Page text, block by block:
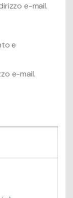
e-mail.
e
e-mail.